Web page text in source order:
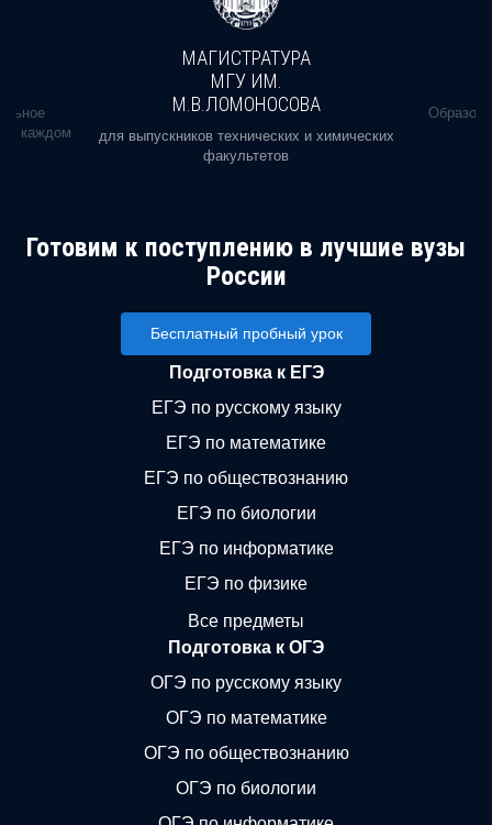
в каждом
МАГИСТРАТУРА
МГУ ИМ.
М.В.ЛОМОНОСОВА
для выпускников технических и химических
факультетов
Готовим к поступлению в лучшие вузы
России
Бесплатный пробный урок
Подготовка к ЕГЭ
ЕГЭ по русскому языку
ЕГЭ по математике
ЕГЭ по обществознанию
ЕГЭ по биологии
ЕГЭ по информатике
ЕГЭ по физике
Все предметы
Подготовка к ОГЭ
ОГЭ по русскому языку
ОГЭ по математике
ОГЭ по обществознанию
ОГЭ по биологии